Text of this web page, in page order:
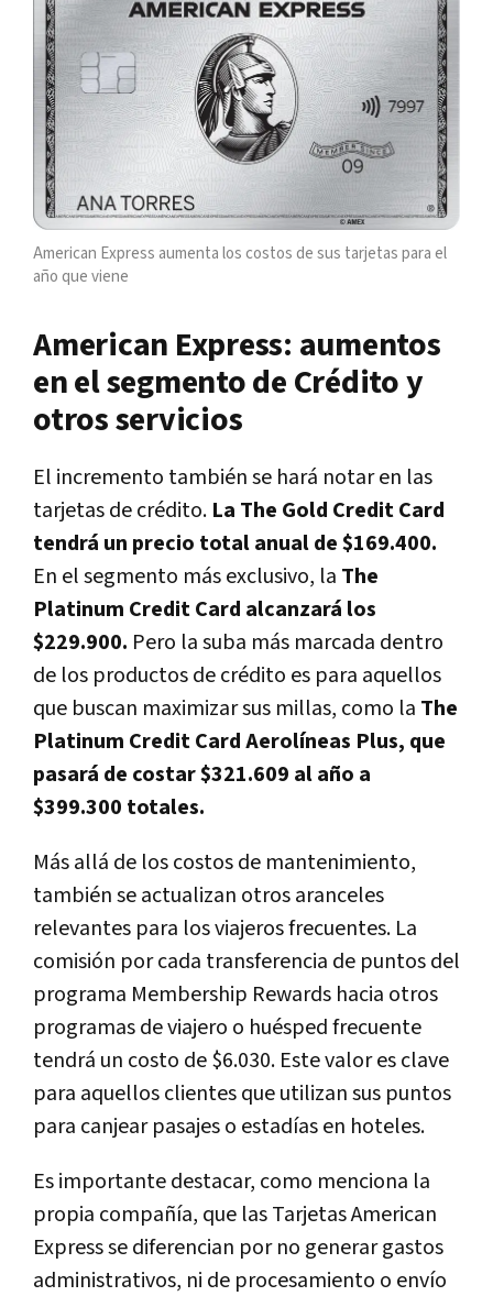
American Express aumenta los costos de sus tarjetas para el
año que viene
American Express: aumentos
en el segmento de Crédito y
otros servicios
El incremento también se hará notar en las
tarjetas de crédito. La The Gold Credit Card
tendrá un precio total anual de $169.400.
En el segmento más exclusivo, la The
Platinum Credit Card alcanzará los
$229.900. Pero la suba más marcada dentro
de los productos de crédito es para aquellos
que buscan maximizar sus millas, como la The
Platinum Credit Card Aerolíneas Plus, que
pasará de costar $321.609 al año a
$399.300 totales.
Más allá de los costos de mantenimiento,
también se actualizan otros aranceles
relevantes para los viajeros frecuentes. La
comisión por cada transferencia de puntos del
programa Membership Rewards hacia otros
programas de viajero o huésped frecuente
tendrá un costo de $6.030. Este valor es clave
para aquellos clientes que utilizan sus puntos
para canjear pasajes o estadías en hoteles.
Es importante destacar, como menciona la
propia compañía, que las Tarjetas American
Express se diferencian por no generar gastos
administrativos, ni de procesamiento o envío